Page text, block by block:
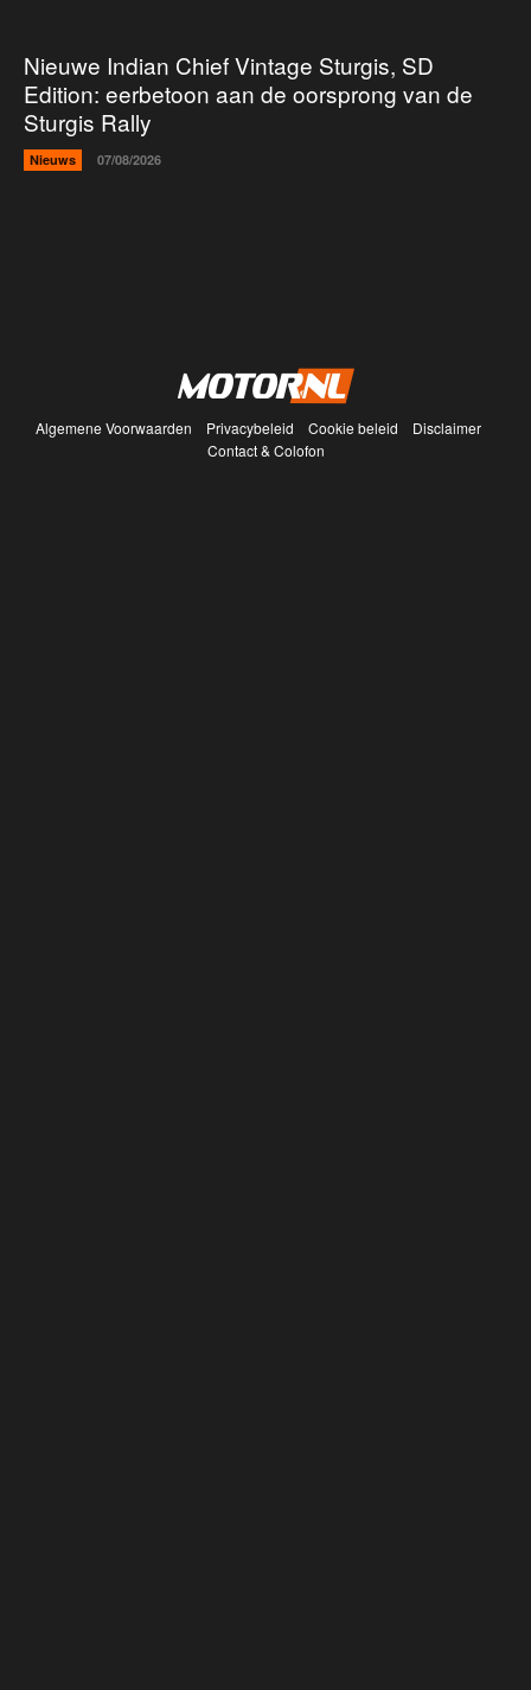
Nieuwe Indian Chief Vintage Sturgis, SD
Edition: eerbetoon aan de oorsprong van de
Sturgis Rally
Nieuws 07/08/2026
Algemene Voorwaarden Privacybeleid Cookie beleid
Disclaimer
Contact & Colofon